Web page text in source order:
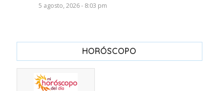
5 agosto, 2026 - 8:03 pm
HORÓSCOPO